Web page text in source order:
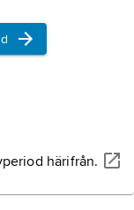
härifrån.